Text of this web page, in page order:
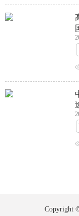
Copyright